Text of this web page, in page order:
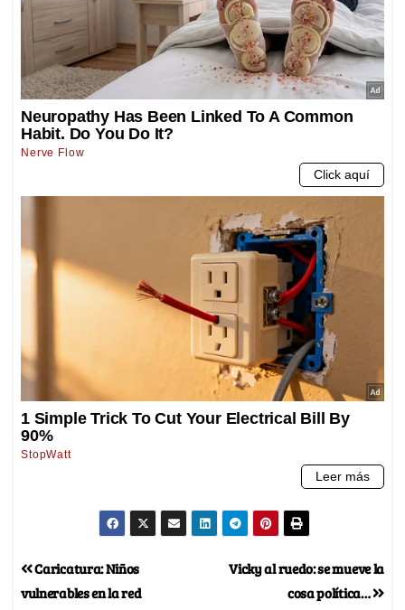
Vicky al ruedo: se mueve la
cosa política…
Caricatura: Niños
vulnerables en la red